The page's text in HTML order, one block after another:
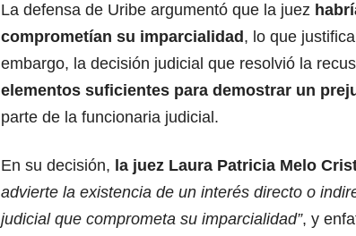
La defensa de Uribe argumentó que la juez
comprometían su imparcialidad , lo que
embargo, la decisión judicial que resolvió la
elementos suficientes para demostrar un
parte de la funcionaria judicial.
En su decisión, la juez Laura Patricia Melo
advierte la existencia de un interés directo o
judicial que comprometa su imparcialidad”, y